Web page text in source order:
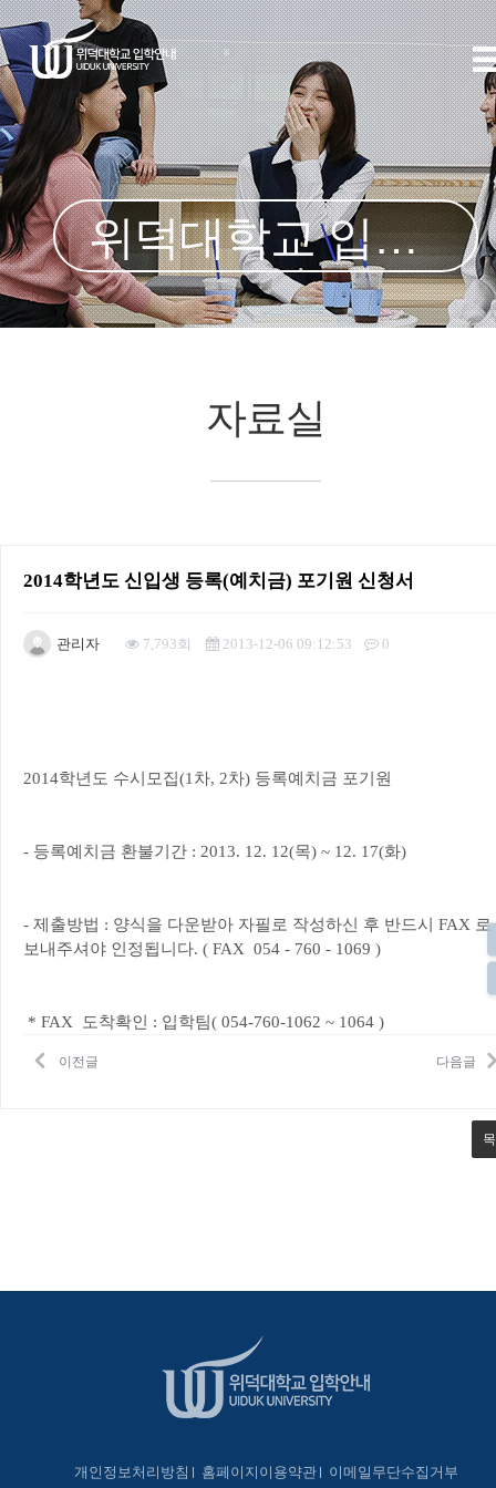
위덕대학교 입학처
자료실
2014학년도 신입생 등록(예치금) 포기원 신청서
관리자 7,793회 2013-12-06 09:12:53 0
2014학년도 수시모집(1차, 2차) 등록예치금 포기원
- 등록예치금 환불기간 : 2013. 12. 12(목) ~ 12. 17(화)
- 제출방법 : 양식을 다운받아 자필로 작성하신 후 반드시 FAX 로
보내주셔야 인정됩니다. ( FAX 054 - 760 - 1069 )
* FAX 도착확인 : 입학팀( 054-760-1062 ~ 1064 )
이전글 다음글
개인정보처리방침 홈페이지이용약관 이메일무단수집거부